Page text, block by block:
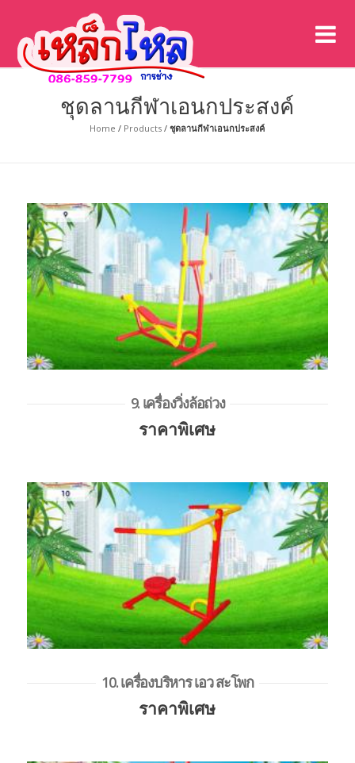
ชุดลานกีฬาเอนกประสงค์
Home / Products /ชุดลานกีฬาเอนกประสงค์
9. เครื่องวิ่งล้อถ่วง
ราคาพิเศษ
10. เครื่องบริหาร เอว สะโพก
ราคาพิเศษ